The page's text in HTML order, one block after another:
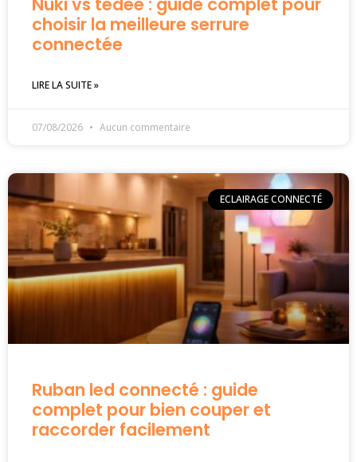
choisir la meilleure serrure
connectée
LIRE LA SUITE »
07/08/2026 Aucun commentaire
ECLAIRAGE CONNECTÉ
Ruban led connecté : guide
complet pour bien couper et
raccorder facilement